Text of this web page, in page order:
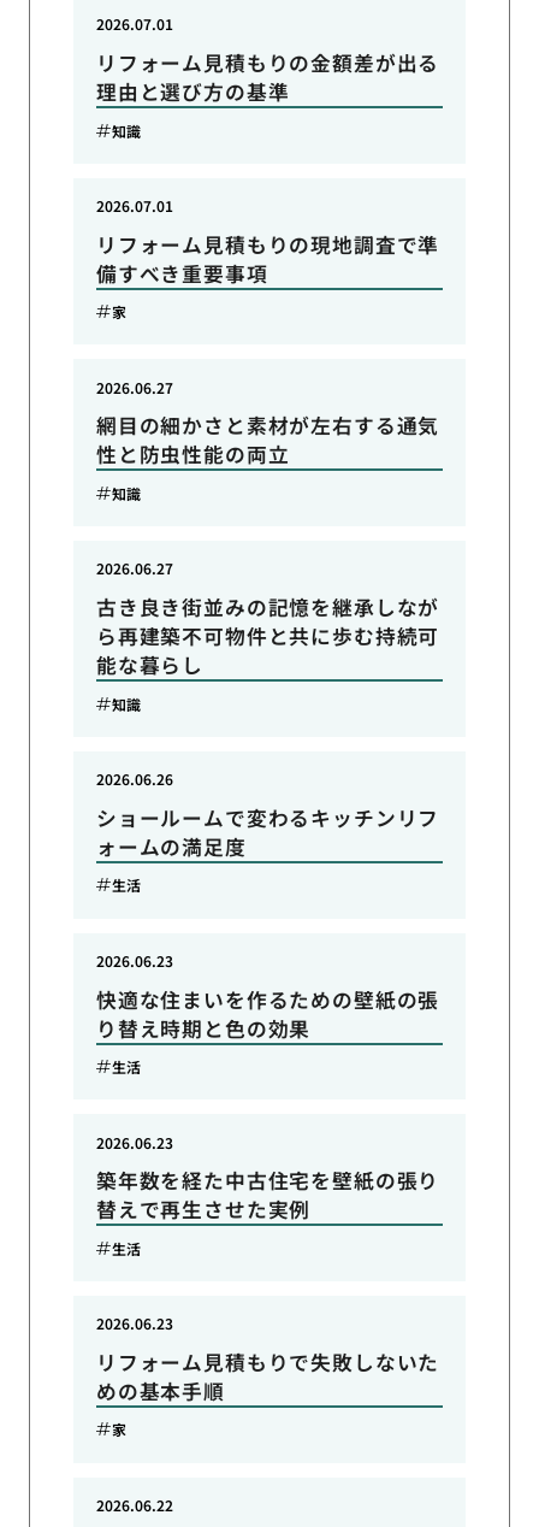
リフォーム見積もりの金額差が出る
理由と選び方の基準
2026.07.01
知識
リフォーム見積もりの現地調査で準
備すべき重要事項
2026.07.01
家
網目の細かさと素材が左右する通気
性と防虫性能の両立
2026.06.27
知識
古き良き街並みの記憶を継承しなが
ら再建築不可物件と共に歩む持続可
能な暮らし
2026.06.27
知識
ショールームで変わるキッチンリフ
ォームの満足度
2026.06.26
生活
快適な住まいを作るための壁紙の張
り替え時期と色の効果
2026.06.23
生活
築年数を経た中古住宅を壁紙の張り
替えで再生させた実例
2026.06.23
生活
リフォーム見積もりで失敗しないた
めの基本手順
2026.06.23
家
2026.06.22